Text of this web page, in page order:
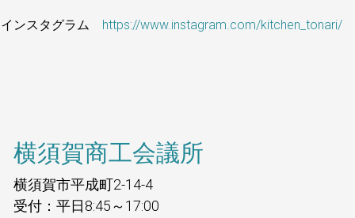
インスタグラム https://www.instagram.com/kitchen_tonari/
横須賀商工会議所
横須賀市平成町2-14-4
受付：平日8:45～17:00